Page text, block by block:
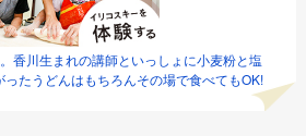
香川生まれの講師といっしょに小麦粉と塩
たうどんはもちろんその場で食べてもOK!